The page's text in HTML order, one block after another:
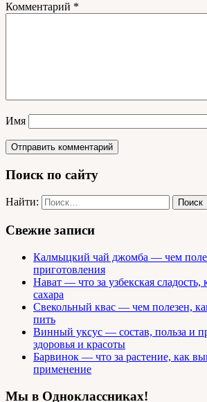
Комментарий *
Имя
Поиск по сайту
Найти:
Свежие записи
Калмыцкий чай джомба — чем
приготовления
Нават — что за узбекская сладость,
сахара
Свекольный квас — чем полезен,
пить
Винный уксус — состав, польза и
здоровья и красоты
Барвинок — что за растение, как
применение
Мы в Одноклассниках!